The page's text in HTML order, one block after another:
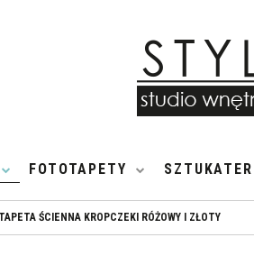
FOTOTAPETY
ŚCIENNA KROPCZEKI RÓŻOWY I ZŁOTY